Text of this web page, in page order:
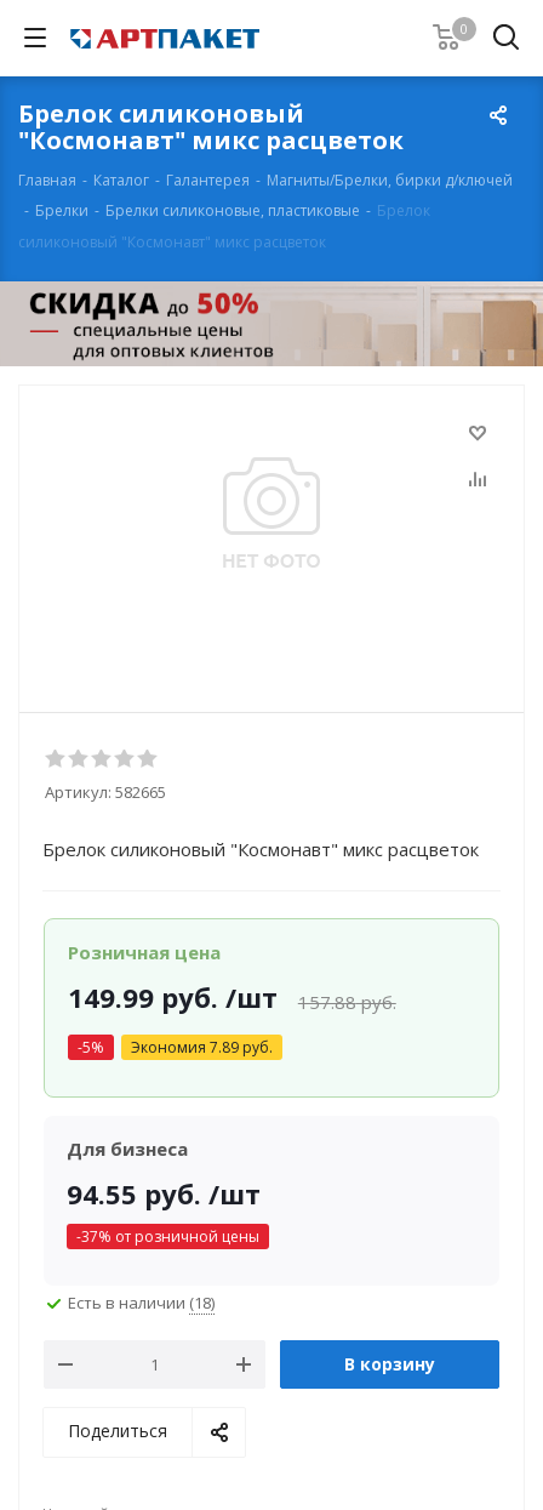
0
Брелок силиконовый
"Космонавт" микс расцветок
Главная - Каталог - Галантерея - Магниты/Брелки, бирки д/ключей
- Брелки - Брелки силиконовые, пластиковые - Брелок
силиконовый "Космонавт" микс расцветок
Артикул: 582665
Брелок силиконовый "Космонавт" микс расцветок
Розничная цена
149.99руб. /шт 157.88руб.
-5% Экономия 7.89руб.
Для бизнеса
94.55 руб. /шт
-37% от розничной цены
Есть в наличии (18)
В корзину
Поделиться